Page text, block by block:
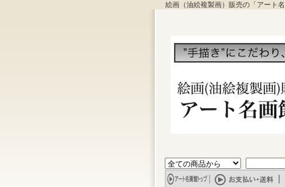
絵画（油絵複製画）販売の「アート